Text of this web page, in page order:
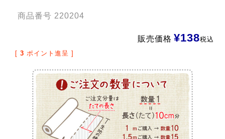
商品番号 220204
販売価格 ¥138税込
[ 3 ポイント進呈 ]